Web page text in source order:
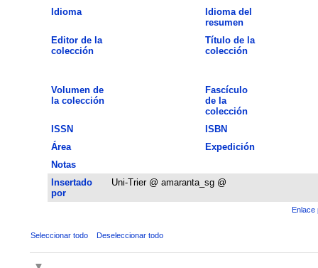
Idioma
Idioma del
resumen
Editor de la
colección
Título de la
colección
Volumen de
la colección
Fascículo
de la
colección
ISSN
ISBN
Área
Expedición
Notas
Insertado
por
Uni-Trier @ amaranta_sg @
Enlace
Seleccionar todo Deseleccionar todo